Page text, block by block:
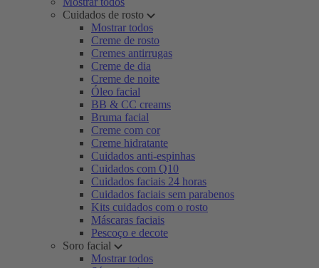
Cuidados de rosto
Mostrar todos
Creme de rosto
Cremes antirrugas
Creme de dia
Creme de noite
Óleo facial
BB & CC creams
Bruma facial
Creme com cor
Creme hidratante
Cuidados anti-espinhas
Cuidados com Q10
Cuidados faciais 24 horas
Cuidados faciais sem parabenos
Kits cuidados com o rosto
Máscaras faciais
Pescoço e decote
Soro facial
Mostrar todos